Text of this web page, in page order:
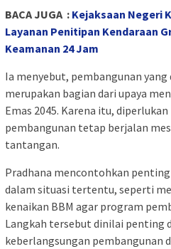
BACA JUGA : Kejaksaan Negeri
Layanan Penitipan Kendaraan
Keamanan 24 Jam
Ia menyebut, pembangunan
merupakan bagian dari upaya
Emas 2045. Karena itu,
pembangunan tetap berjalan
tantangan.
Pradhana mencontohkan
dalam situasi tertentu, seperti
kenaikan BBM agar program
Langkah tersebut dinilai penting
keberlangsungan pembangunan